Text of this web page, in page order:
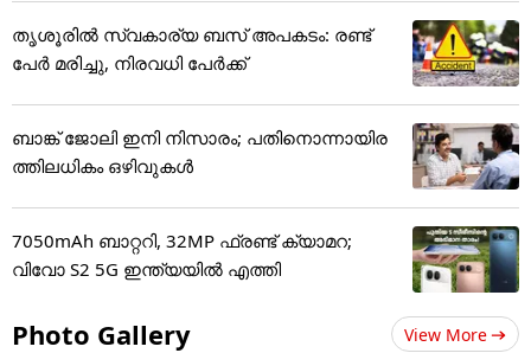
തൃശൂരിൽ സ്വകാര്യ ബസ് അപകടം: രണ്ട്
പേർ മരിച്ചു, നിരവധി പേർക്ക്
ബാങ്ക് ജോലി ഇനി നിസാരം; പതിനൊന്നായിര
ത്തിലധികം ഒഴിവുകൾ
7050mAh ബാറ്ററി, 32MP ഫ്രണ്ട് ക്യാമറ;
വിവോ S2 5G ഇന്ത്യയിൽ എത്തി
Photo Gallery View More